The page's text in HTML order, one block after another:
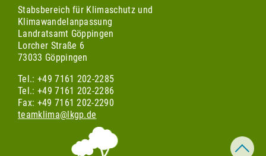
Stabsbereich für Klimaschutz und
Klimawandelanpassung
Landratsamt Göppingen
Lorcher Straße 6
73033 Göppingen
Tel.: +49 7161 202-2285
Tel.: +49 7161 202-2286
Fax: +49 7161 202-2290
teamklima@lkgp.de